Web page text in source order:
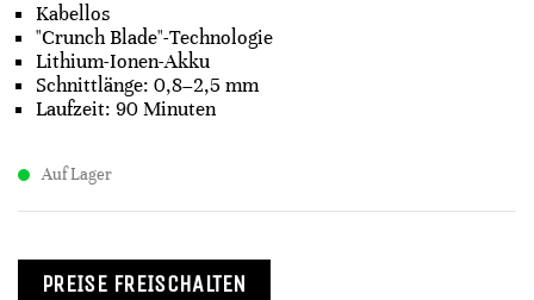
Kabellos
"Crunch Blade"-Technologie
Lithium-Ionen-Akku
Schnittlänge: 0,8–2,5 mm
Laufzeit: 90 Minuten
Auf Lager
PREISE FREISCHALTEN